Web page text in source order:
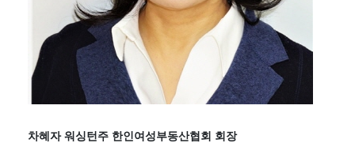
차혜자 워싱턴주 한인여성부동산협회 회장